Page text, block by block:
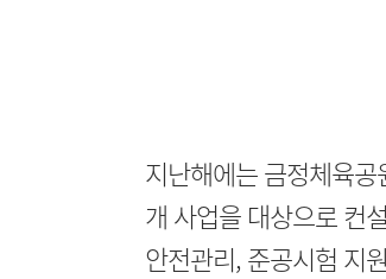
지난해에는 금정체육
개 사업을 대상으로 컨
안전관리, 준공시험 지